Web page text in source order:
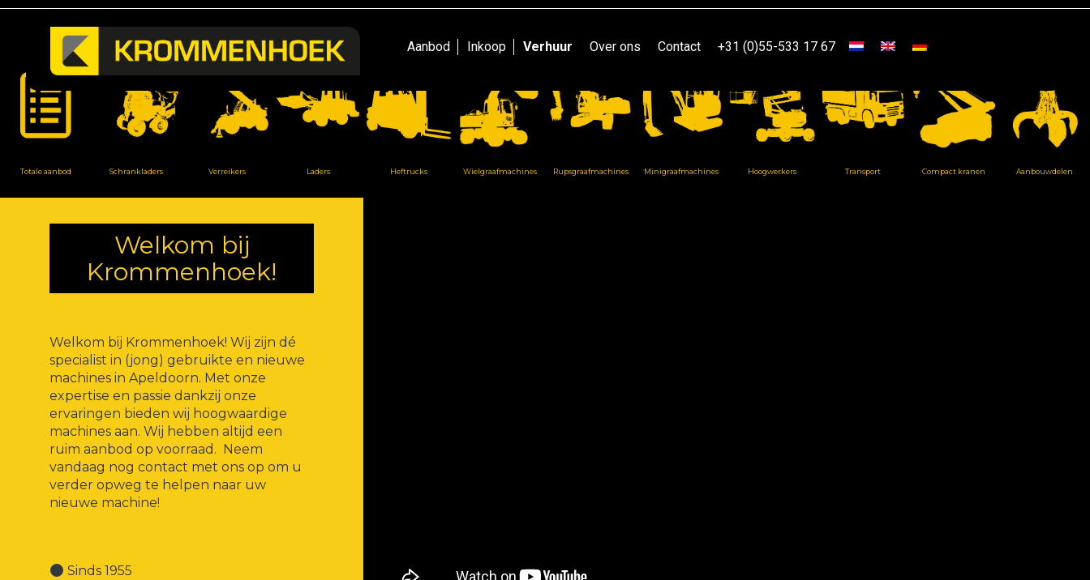
Aanbod Inkoop Verhuur Over ons Contact +31 (0)55-533 17 67
Ontdek onze ruime voorraad.
Totale aanbod Schrankladers Verreikers Laders Heftrucks Wielgraafmachines Rupsgraafmachines Minigraafmachines Hoogwerkers Transport Compact kranen Aanbouwdelen
Welkom bij
Krommenhoek!
Welkom bij Krommenhoek! Wij zijn dé
specialist in (jong) gebruikte en nieuwe
machines in Apeldoorn. Met onze
expertise en passie dankzij onze
ervaringen bieden wij hoogwaardige
machines aan. Wij hebben altijd een
ruim aanbod op voorraad. Neem
vandaag nog contact met ons op om u
verder opweg te helpen naar uw
nieuwe machine!
Sinds 1955